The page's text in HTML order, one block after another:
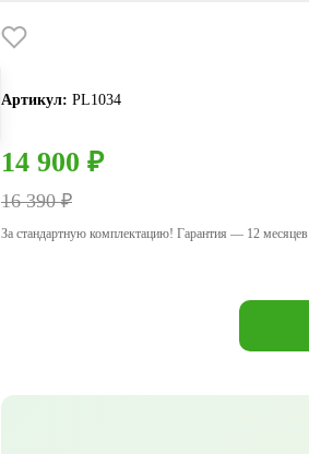
Артикул: PL1034
14 900 ₽
16 390 ₽
За стандартную комплектацию! Гарантия — 12 месяцев